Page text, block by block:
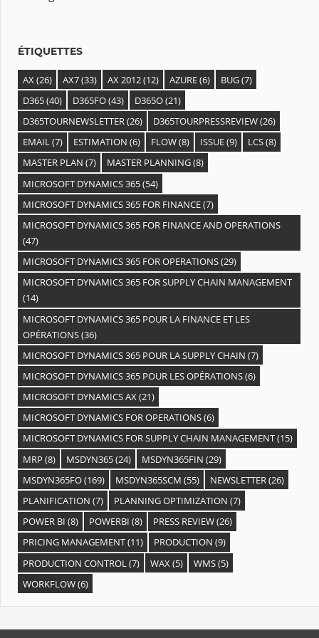
ÉTIQUETTES
AX(26) AX7(33) AX 2012(12) AZURE(6) BUG(7)
D365(40) D365FO(43) D365O(21)
D365TOURNEWSLETTER(26) D365TOURPRESSREVIEW(26)
EMAIL(7) ESTIMATION (6) FLOW(8) ISSUE(9) LCS(8)
MASTER PLAN (7) MASTER PLANNING(8)
MICROSOFT DYNAMICS 365(54)
MICROSOFT DYNAMICS 365 FOR FINANCE(7)
MICROSOFT DYNAMICS 365 FOR FINANCE AND OPERATIONS
(47)
MICROSOFT DYNAMICS 365 FOR OPERATIONS(29)
MICROSOFT DYNAMICS 365 FOR SUPPLY CHAIN MANAGEMENT
(14)
MICROSOFT DYNAMICS 365 POUR LA FINANCE ET LES
OPÉRATIONS(36)
MICROSOFT DYNAMICS 365 POUR LA SUPPLY CHAIN (7)
MICROSOFT DYNAMICS 365 POUR LES OPÉRATIONS(6)
MICROSOFT DYNAMICS AX(21)
MICROSOFT DYNAMICS FOR OPERATIONS(6)
MICROSOFT DYNAMICS FOR SUPPLY CHAIN MANAGEMENT(15)
MRP (8) MSDYN365(24) MSDYN365FIN (29)
MSDYN365FO(169) MSDYN365SCM (55) NEWSLETTER(26)
PLANIFICATION (7) PLANNING OPTIMIZATION (7)
POWER BI (8) POWERBI (8) PRESS REVIEW(26)
PRICING MANAGEMENT(11) PRODUCTION (9)
PRODUCTION CONTROL (7) WAX (5) WMS(5)
WORKFLOW(6)